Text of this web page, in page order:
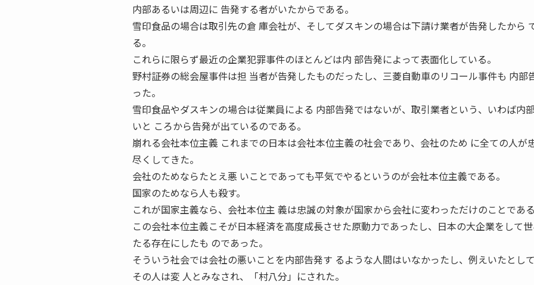
内部あるいは周辺に 告発する者がいたからである。
雪印食品の場合は取引先の倉 庫会社が、そしてダスキンの場合は下請け業者が告発したから
る。
これらに限らず最近の企業犯罪事件のほとんどは内 部告発によって表面化している。
野村証券の総会屋事件は担 当者が告発したものだったし、三菱自動車のリコール事件も 内部
った。
雪印食品やダスキンの場合は従業員による 内部告発ではないが、取引業者という、いわば内
いと ころから告発が出ているのである。
崩れる会社本位主義 これまでの日本は会社本位主義の社会であり、会社のため に全ての人が
尽くしてきた。
会社のためならたとえ悪 いことであっても平気でやるというのが会社本位主義である。
国家のためなら人も殺す。
これが国家主義なら、会社本位主 義は忠誠の対象が国家から会社に変わっただけのことである
この会社本位主義こそが日本経済を高度成長させた原動力であったし、日本の大企業をして
たる存在にしたも のであった。
そういう社会では会社の悪いことを内部告発す るような人間はいなかったし、例えいたとして
その人は変 人とみなされ、「村八分」にされた。